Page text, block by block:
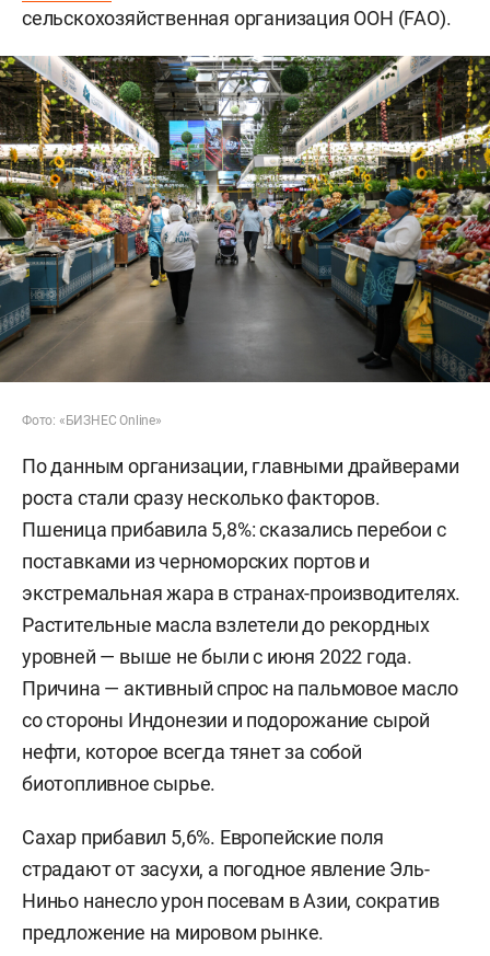
сельскохозяйственная организация ООН (FAO).
Фото: «БИЗНЕС Online»
По данным организации, главными драйверами
роста стали сразу несколько факторов.
Пшеница прибавила 5,8%: сказались перебои с
поставками из черноморских портов и
экстремальная жара в странах-производителях.
Растительные масла взлетели до рекордных
уровней — выше не были с июня 2022 года.
Причина — активный спрос на пальмовое масло
со стороны Индонезии и подорожание сырой
нефти, которое всегда тянет за собой
биотопливное сырье.
Сахар прибавил 5,6%. Европейские поля
страдают от засухи, а погодное явление Эль-
Ниньо нанесло урон посевам в Азии, сократив
предложение на мировом рынке.